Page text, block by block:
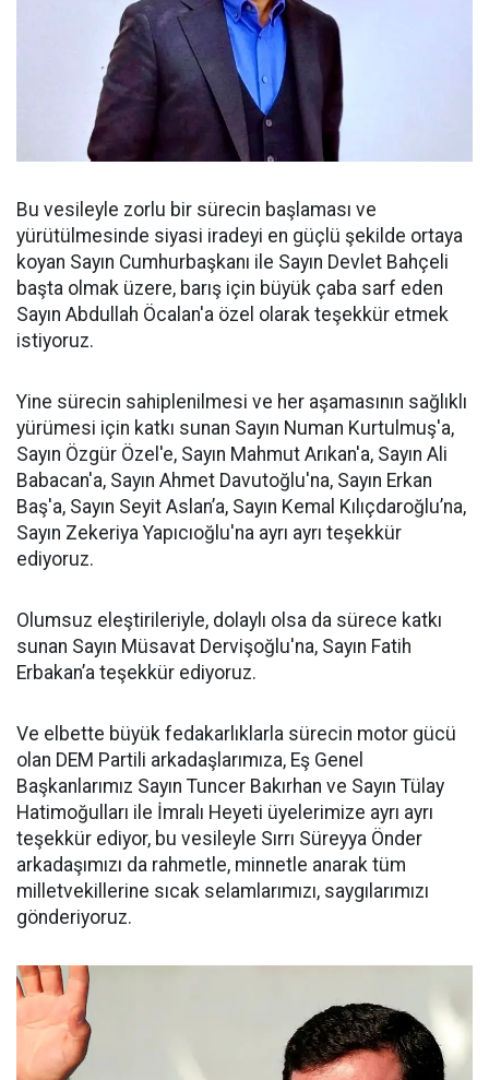
Bu vesileyle zorlu bir sürecin başlaması ve
yürütülmesinde siyasi iradeyi en güçlü şekilde ortaya
koyan Sayın Cumhurbaşkanı ile Sayın Devlet Bahçeli
başta olmak üzere, barış için büyük çaba sarf eden
Sayın Abdullah Öcalan'a özel olarak teşekkür etmek
istiyoruz.
Yine sürecin sahiplenilmesi ve her aşamasının sağlıklı
yürümesi için katkı sunan Sayın Numan Kurtulmuş'a,
Sayın Özgür Özel'e, Sayın Mahmut Arıkan'a, Sayın Ali
Babacan'a, Sayın Ahmet Davutoğlu'na, Sayın Erkan
Baş'a, Sayın Seyit Aslan’a, Sayın Kemal Kılıçdaroğlu’na,
Sayın Zekeriya Yapıcıoğlu'na ayrı ayrı teşekkür
ediyoruz.
Olumsuz eleştirileriyle, dolaylı olsa da sürece katkı
sunan Sayın Müsavat Dervişoğlu'na, Sayın Fatih
Erbakan’a teşekkür ediyoruz.
Ve elbette büyük fedakarlıklarla sürecin motor gücü
olan DEM Partili arkadaşlarımıza, Eş Genel
Başkanlarımız Sayın Tuncer Bakırhan ve Sayın Tülay
Hatimoğulları ile İmralı Heyeti üyelerimize ayrı ayrı
teşekkür ediyor, bu vesileyle Sırrı Süreyya Önder
arkadaşımızı da rahmetle, minnetle anarak tüm
milletvekillerine sıcak selamlarımızı, saygılarımızı
gönderiyoruz.